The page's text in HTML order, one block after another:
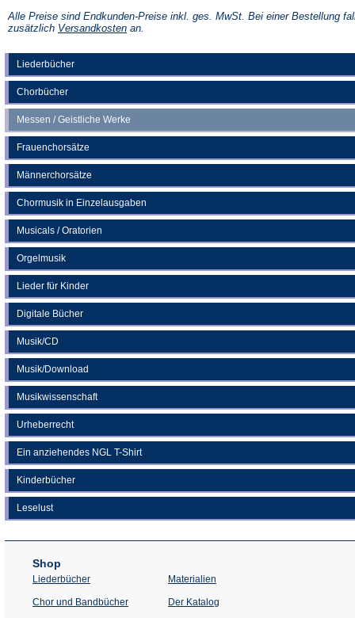
Liederbücher
Chorbücher
Messen / Geistliche Werke
Frauenchorsätze
Männerchorsätze
Chormusik in Einzelausgaben
Musicals / Oratorien
Orgelmusik
Lieder für Kinder
Digitale Bücher
Musik/CD
Musik/Download
Musikwissenschaft
Urheberrecht
Ein anziehendes NGL T-Shirt
Kinderbücher
Leselust
einem
neuen
Alle Preise sind Endkunden-Preise inkl. ges. MwSt. Bei einer Bestellung
zusätzlich Versandkosten(Öffnet
an.
Shop
Liederbücher
Chor und Bandbücher
Materialien
Der Katalog